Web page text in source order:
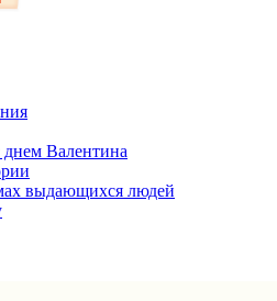
днем Валентина
выдающихся людей